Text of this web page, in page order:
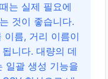
는 실제 필요에
것이 좋습니다.
이름, 거리 이름이
니다. 대량의 데
일괄 생성 기능을